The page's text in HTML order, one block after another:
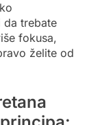
da trebate
fokusa,
želite od